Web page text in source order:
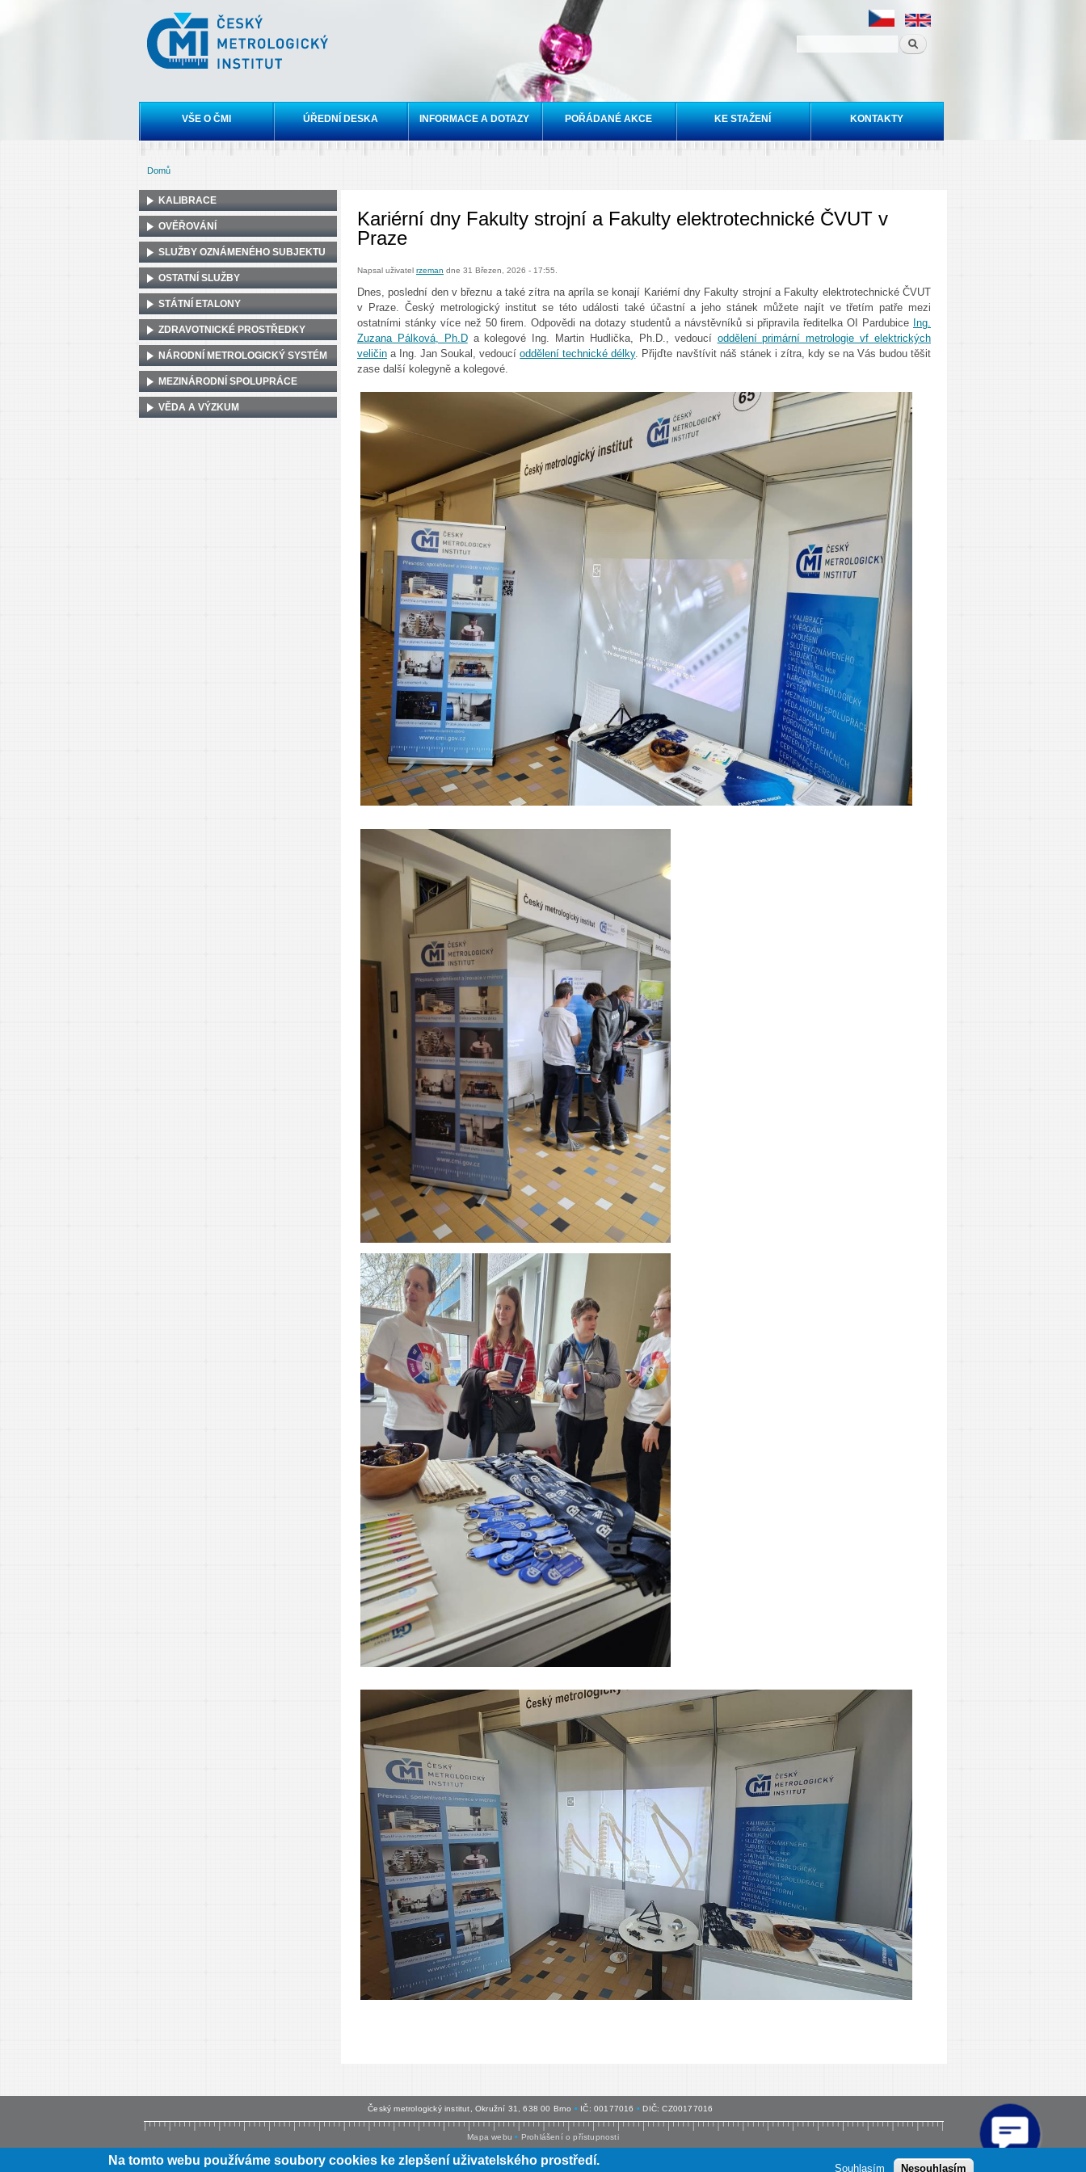
Český
metrologický
institut
Hlavní menu
VŠE O ČMI ÚŘEDNÍ DESKA INFORMACE A DOTAZY POŘÁDANÉ AKCE KE STAŽENÍ KONTAKTY
Domů
Kariérní dny Fakulty strojní a Fakulty elektrotechnické ČVUT v
Praze
Napsal uživatel rzeman dne 31 Březen, 2026 - 17:55.
Dnes, poslední den v březnu a také zítra na apríla se konají Kariérní dny Fakulty strojní a Fakulty elektrotechnické ČVUT
v Praze. Český metrologický institut se této události také účastní a jeho stánek můžete najít ve třetím patře mezi
ostatními stánky více než 50 firem. Odpovědi na dotazy studentů a návstěvníků si připravila ředitelka OI Pardubice Ing.
Zuzana Pálková, Ph.Da kolegové Ing. Martin Hudlička, Ph.D., vedoucí oddělení primární metrologie vf elektrických
veličin a Ing. Jan Soukal, vedoucíoddělení technické délky. Přijďte navštívit náš stánek i zítra, kdy se na Vás budou těšit
zase další kolegyně a kolegové.
KALIBRACE
OVĚŘOVÁNÍ
SLUŽBY OZNÁMENÉHO SUBJEKTU
OSTATNÍ SLUŽBY
STÁTNÍ ETALONY
ZDRAVOTNICKÉ PROSTŘEDKY
NÁRODNÍ METROLOGICKÝ SYSTÉM
MEZINÁRODNÍ SPOLUPRÁCE
VĚDA A VÝZKUM
Český metrologický institut, Okružní 31, 638 00 Brno • IČ: 00177016 • DIČ: CZ00177016
Mapa webu • Prohlášení o přístupnosti
Na tomto webu používáme soubory cookies ke zlepšení uživatelského prostředí.
Souhlasím Nesouhlasím